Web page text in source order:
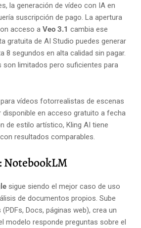
la generación de vídeo con IA en
suscripción de pago. La apertura
acceso a Veo 3.1 cambia ese
gratuita de AI Studio puedes generar
8 segundos en alta calidad sin pagar.
limitados pero suficientes para
vídeos fotorrealistas de escenas
en acceso gratuito a fecha
de estilo artístico, Kling AI tiene
resultados comparables.
sigue siendo el mejor caso de uso
de documentos propios. Sube
Docs, páginas web), crea un
modelo responde preguntas sobre el